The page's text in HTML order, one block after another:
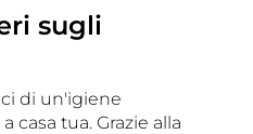
sugli
di un'igiene
casa tua. Grazie alla